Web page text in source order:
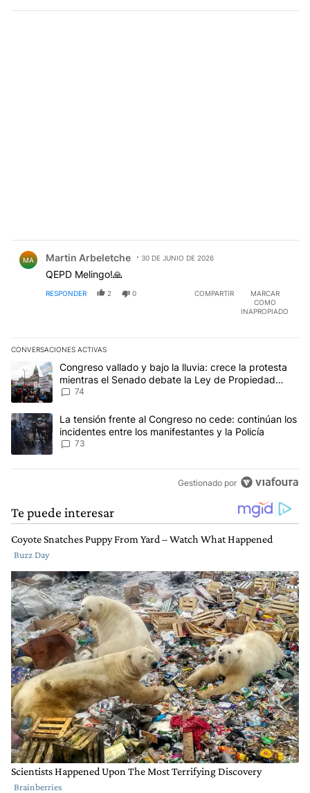
MA Martin Arbeletche 30 DE JUNIO DE 2026
QEPD Melingo!🙏
RESPONDER 2 0 COMPARTIR
MARCAR
COMO
INAPROPIADO
CONVERSACIONES ACTIVAS
Este listado muestra los artículos con más comentarios en los
Un artículo de tendencia con el título "Congreso vallado y bajo
Congreso vallado y bajo la lluvia: crece la protesta
mientras el Senado debate la Ley de Propiedad
Privada
74
Un artículo de tendencia con el título "La tensión frente al
La tensión frente al Congreso no cede: continúan los
incidentes entre los manifestantes y la Policía
73
Gestionado por